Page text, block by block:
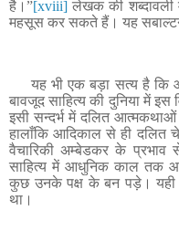
है। ”[xviii] लेखक की
महसूस कर सकते हैं। यह
यह भी एक बड़ा सत्य है कि
बावजूद साहित्य की दुनिया में
इसी सन्दर्भ में दलित
हालाँकि आदिकाल से ही दलित
वैचारिकी अम्बेडकर के
साहित्य में आधुनिक काल तक
कुछ उनके पक्ष के बन पड़े। यही
था।